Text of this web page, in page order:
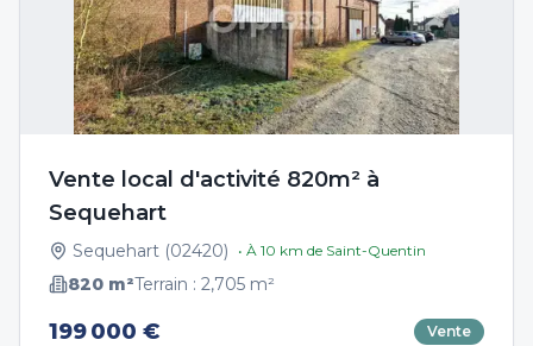
Vente local d'activité 820m² à
Sequehart
Sequehart (02420) • À 10 km de Saint-Quentin
820 m²Terrain : 2,705 m²
199 000 € Vente